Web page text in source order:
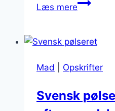
Læs mereSvensk
kylling
Mad Opskrifter
Svensk